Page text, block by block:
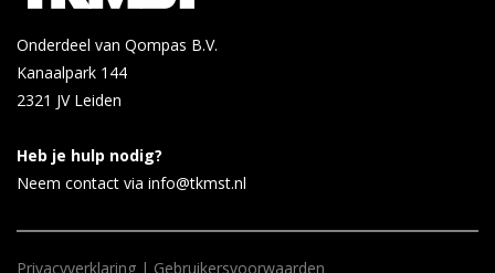
Onderdeel van Qompas B.V.
Kanaalpark 144
2321 JV Leiden
Heb je hulp nodig?
Neem contact via info@tkmst.nl
Privacyverklaring | Gebruikersvoorwaarden